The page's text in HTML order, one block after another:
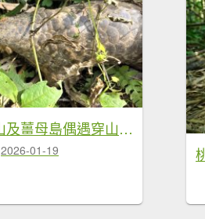
桃園復興枕頭山及薑母島偶遇穿山甲的悠閒O型走
2026-01-19